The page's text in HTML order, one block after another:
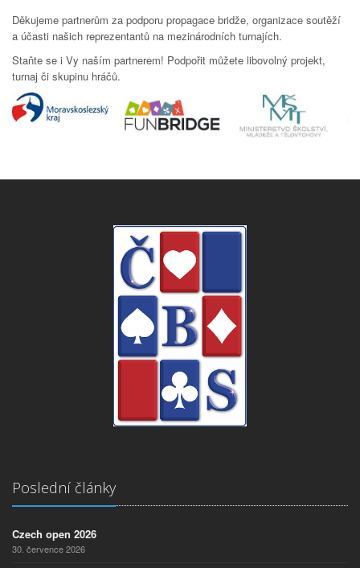
Děkujeme partnerům za podporu propagace bridže, organizace soutěží
a účasti našich reprezentantů na mezinárodních turnajích.
Staňte se i Vy naším partnerem! Podpořit můžete libovolný projekt,
turnaj či skupinu hráčů.
Poslední články
Czech open 2026
30. července 2026